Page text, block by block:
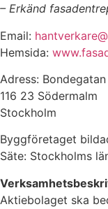
– Erkänd
Email:
Hemsida:
Adress: Bondegatan
116 23 Södermalm
Stockholm
Byggföretaget
Säte: Stockholms
Aktiebolaget ska